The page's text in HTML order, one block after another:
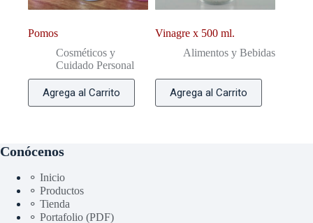
Pomos
Cosméticos y
Cuidado Personal
Agrega al Carrito
Vinagre x 500 ml.
Alimentos y Bebidas
Agrega al Carrito
Conócenos
⚬ Inicio
⚬ Productos
⚬ Tienda
⚬ Portafolio (PDF)